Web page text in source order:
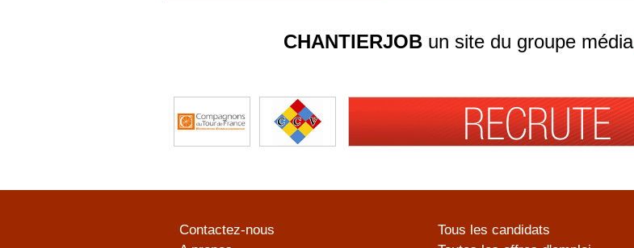
CHANTIERJOBun site du groupe média
Contactez-nous
Tous les candidats